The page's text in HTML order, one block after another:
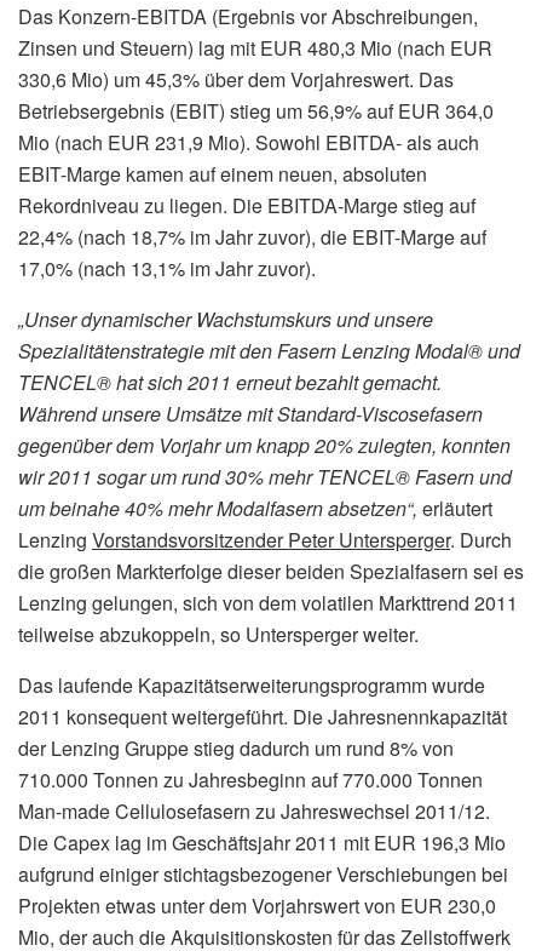
Das Konzern-EBITDA (Ergebnis vor Abschreibungen,
Zinsen und Steuern) lag mit EUR 480,3 Mio (nach EUR
330,6 Mio) um 45,3% über dem Vorjahreswert. Das
Betriebsergebnis (EBIT) stieg um 56,9% auf EUR 364,0
Mio (nach EUR 231,9 Mio). Sowohl EBITDA- als auch
EBIT-Marge kamen auf einem neuen, absoluten
Rekordniveau zu liegen. Die EBITDA-Marge stieg auf
22,4% (nach 18,7% im Jahr zuvor), die EBIT-Marge auf
17,0% (nach 13,1% im Jahr zuvor).
„Unser dynamischer Wachstumskurs und unsere
Spezialitätenstrategie mit den Fasern Lenzing Modal® und
TENCEL® hat sich 2011 erneut bezahlt gemacht.
Während unsere Umsätze mit Standard-Viscosefasern
gegenüber dem Vorjahr um knapp 20% zulegten, konnten
wir 2011 sogar um rund 30% mehr TENCEL® Fasern und
um beinahe 40% mehr Modalfasern absetzen“, erläutert
Lenzing Vorstandsvorsitzender Peter Untersperger. Durch
die großen Markterfolge dieser beiden Spezialfasern sei es
Lenzing gelungen, sich von dem volatilen Markttrend 2011
teilweise abzukoppeln, so Untersperger weiter.
Das laufende Kapazitätserweiterungsprogramm wurde
2011 konsequent weitergeführt. Die Jahresnennkapazität
der Lenzing Gruppe stieg dadurch um rund 8% von
710.000 Tonnen zu Jahresbeginn auf 770.000 Tonnen
Man-made Cellulosefasern zu Jahreswechsel 2011/12.
Die Capex lag im Geschäftsjahr 2011 mit EUR 196,3 Mio
aufgrund einiger stichtagsbezogener Verschiebungen bei
Projekten etwas unter dem Vorjahrswert von EUR 230,0
Mio, der auch die Akquisitionskosten für das Zellstoffwerk